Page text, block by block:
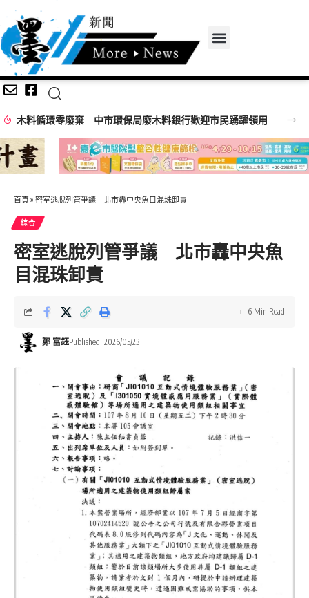
環保局廢木料銀行歡迎市民踴躍領用
首頁 » 密室逃脫列管爭議 北市轟中央魚目混珠卸責
綜合
密室逃脫列管爭議 北市轟中央魚
目混珠卸責
鄭 富鈺Published: 2026/05/23
6 Min Read